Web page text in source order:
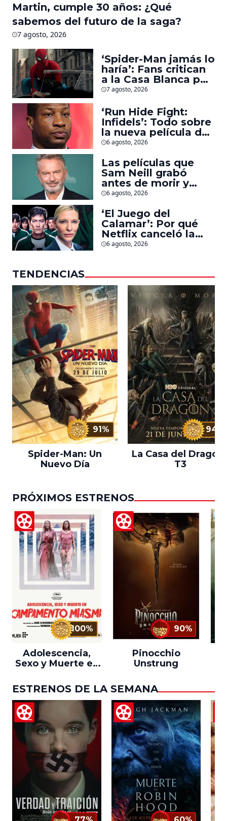
Martin, cumple 30 años: ¿Qué
sabemos del futuro de la saga?
7 agosto, 2026
‘Spider-Man jamás lo
haría’: Fans critican
a la Casa Blanca por
usar al héroe para
deportaciones
7 agosto, 2026
‘Run Hide Fight:
Infidels’: Todo sobre
la nueva película de
Jonathan Majors en
islamistas radicales
6 agosto, 2026
Las películas que
Sam Neill grabó
antes de morir y
llegarán pronto a
6 agosto, 2026
‘El Juego del
Calamar’: Por qué
Netflix canceló la
serie de David
Unidos
6 agosto, 2026
TENDENCIAS
91%
Spider-Man: Un
Nuevo Día
94%
La Casa del Dragón
T3
PRÓXIMOS ESTRENOS
100%
Adolescencia,
Sexo y Muerte en
Miasma
90%
Pinocchio
Unstrung
ESTRENOS DE LA SEMANA